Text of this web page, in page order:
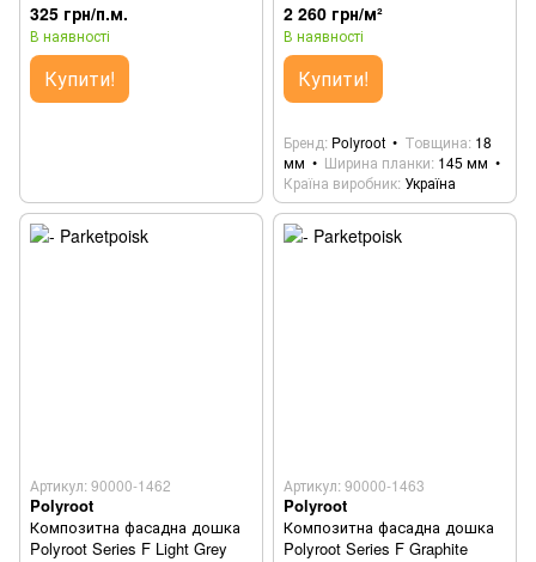
325 грн/п.м.
В наявності
Купити!
2 260 грн/м²
В наявності
Купити!
Бренд Polyroot Товщина 18
мм
Ширина планки 145 мм
Країна виробник Україна
Артикул: 90000-1462
Polyroot
Композитна фасадна дошка
Polyroot Series F Light Grey
Артикул: 90000-1463
Polyroot
Композитна фасадна дошка
Polyroot Series F Graphite